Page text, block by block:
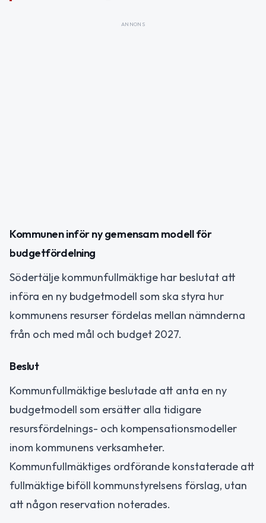
ANNONS
Kommunen inför ny gemensam modell för
budgetfördelning
Södertälje kommunfullmäktige har beslutat att
införa en ny budgetmodell som ska styra hur
kommunens resurser fördelas mellan nämnderna
från och med mål och budget 2027.
Beslut
Kommunfullmäktige beslutade att anta en ny
budgetmodell som ersätter alla tidigare
resursfördelnings- och kompensationsmodeller
inom kommunens verksamheter.
Kommunfullmäktiges ordförande konstaterade att
fullmäktige biföll kommunstyrelsens förslag, utan
att någon reservation noterades.